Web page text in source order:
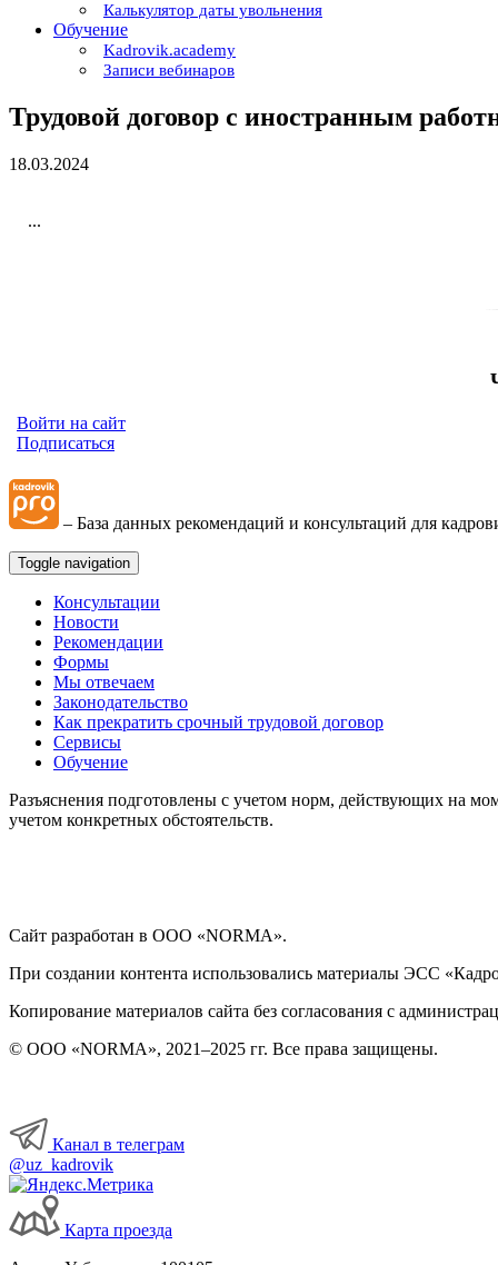
Калькулятор даты увольнения
Обучение
Kadrovik.academy
Записи вебинаров
Трудовой договор с иностранным
18.03.2024
...
Войти на сайт
Подписаться
– База данных рекомендаций и консультаций для
Toggle navigation
Консультации
Новости
Рекомендации
Формы
Мы отвечаем
Законодательство
Как прекратить срочный трудовой договор
Сервисы
Обучение
Разъяснения подготовлены с учетом норм, действующих на
учетом конкретных обстоятельств.
Сайт разработан в ООО «NORMA».
При создании контента использовались материалы ЭСС
Копирование материалов сайта без согласования с
© ООО «NORMA», 2021–2025 гг. Все права защищены.
Канал в телеграм
@uz_kadrovik
Карта проезда